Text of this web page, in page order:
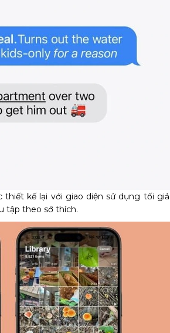
kế lại với giao diện sử dụng tối
tập theo sở thích.